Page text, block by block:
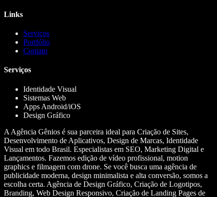
Links
Serviços
Portfólio
Contato
Serviços
Identidade Visual
Sistemas Web
Apps Android/iOS
Design Gráfico
A Agência Gênios é sua parceira ideal para Criação de Sites,
Desenvolvimento de Aplicativos, Design de Marcas, Identidade
Visual em todo Brasil. Especialistas em SEO, Marketing Digital e
Lançamentos. Fazemos edição de vídeo profissional, motion
graphics e filmagem com drone. Se você busca uma agência de
publicidade moderna, design minimalista e alta conversão, somos a
escolha certa. Agência de Design Gráfico, Criação de Logotipos,
Branding, Web Design Responsivo, Criação de Landing Pages de